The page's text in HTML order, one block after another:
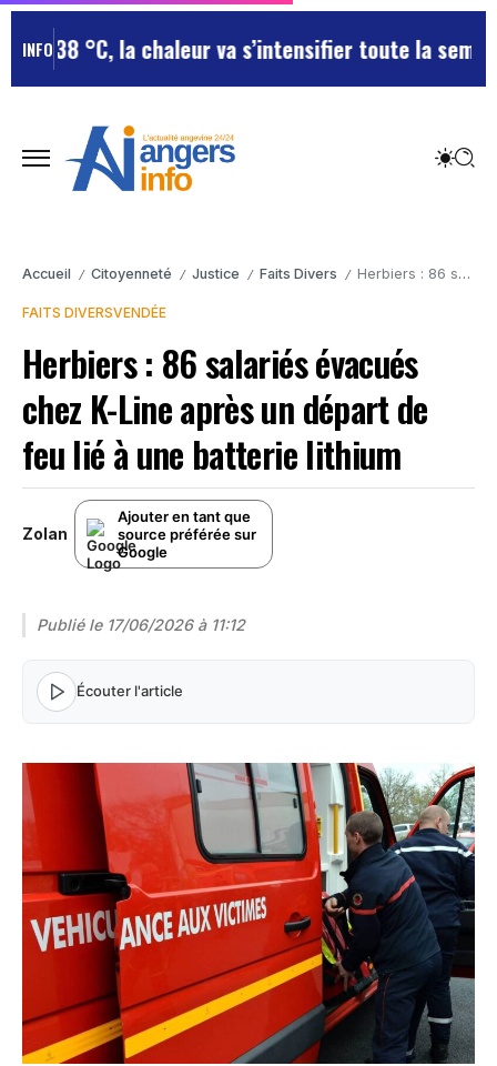
INFO°C, la chaleur va s’intensifier toute la semaine
Accueil / Citoyenneté / Justice / Faits Divers / Herbiers : 86 salariés évacués chez K-Line après un départ de feu lié à une batterie lithium
FAITS DIVERSVENDÉE
Herbiers : 86 salariés évacués
chez K-Line après un départ de
feu lié à une batterie lithium
Zolan
Ajouter en tant que
source préférée sur
Google
Publié le 17/06/2026 à 11:12
Écouter l'article